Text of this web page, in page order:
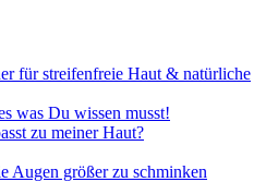
für streifenfreie Haut & natürliche
was Du wissen musst!
zu meiner Haut?
Augen größer zu schminken